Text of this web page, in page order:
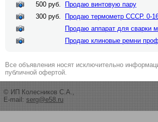
500 руб.
Продаю винтовую пару
300 руб.
Продаю термометр СССР. 0-
Продаю аппарат для сварки
Продаю клиновые ремни
Все объявления носят исключительно
публичной офертой.
© ИП Колесников С.А.,
E-mail: serg@e58.ru